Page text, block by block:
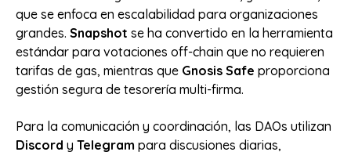
que se enfoca en escalabilidad para organizaciones
grandes. Snapshot se ha convertido en la herramienta
estándar para votaciones off-chain que no requieren
tarifas de gas, mientras que Gnosis Safe proporciona
gestión segura de tesorería multi-firma.
Para la comunicación y coordinación, las DAOs utilizan
Discord y Telegram para discusiones diarias,